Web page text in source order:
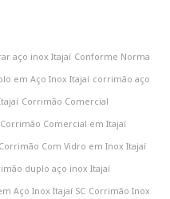
aço inox Itajaí Conforme Norma
em Aço Inox Itajaí corrimão aço
Corrimão Comercial
Corrimão Comercial em Itajaí
Corrimão Com Vidro em Inox Itajaí
duplo aço inox Itajaí
Aço Inox Itajaí SC Corrimão Inox